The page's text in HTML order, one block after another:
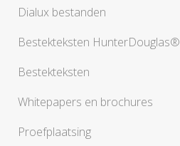
Dialux bestanden
Bestekteksten HunterDouglas®
Bestekteksten
Whitepapers en brochures
Proefplaatsing